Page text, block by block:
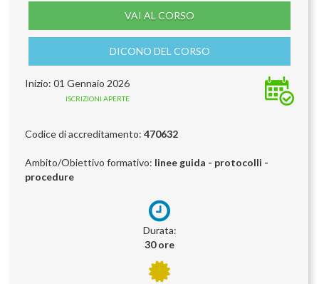
VAI AL CORSO
DICONO DEL CORSO
Inizio: 01 Gennaio 2026
ISCRIZIONI APERTE
Codice di accreditamento: 470632
Ambito/Obiettivo formativo: linee guida - protocolli -
procedure
Durata:
30 ore